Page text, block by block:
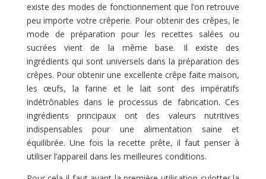
existe des modes de fonctionnement que l’on retrouve
peu importe votre crêperie. Pour obtenir des crêpes, le
mode de préparation pour les recettes salées ou
sucrées vient de la même base. Il existe des
ingrédients qui sont universels dans la préparation des
crêpes. Pour obtenir une excellente crêpe faite maison,
les œufs, la farine et le lait sont des impératifs
indétrônables dans le processus de fabrication. Ces
ingrédients principaux ont des valeurs nutritives
indispensables pour une alimentation saine et
équilibrée. Une fois la recette prête, il faut penser à
utiliser l’appareil dans les meilleures conditions.